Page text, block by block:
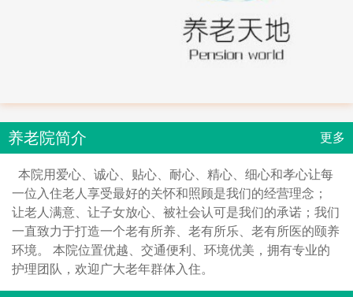
养老院简介 更多
本院用爱心、诚心、贴心、耐心、精心、细心和孝心让每
一位入住老人享受最好的关怀和照顾是我们的经营理念；
让老人满意、让子女放心、被社会认可是我们的承诺；我们
一直致力于打造一个老有所养、老有所乐、老有所医的颐养
环境。 本院位置优越、交通便利、环境优美，拥有专业的
护理团队，欢迎广大老年群体入住。